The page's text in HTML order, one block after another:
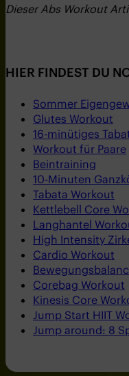
Dieser Abs Workout
HIER FINDEST DU
Sommer
Glutes Workout
16-minütiges
Workout für Paare
Beintraining
10-Minuten
Tabata Workout
Kettlebell Core
Langhantel
High Intensity
Cardio Workout
Corebag Workout
Kinesis Core
Jump Start HIIT
Jump around: 8